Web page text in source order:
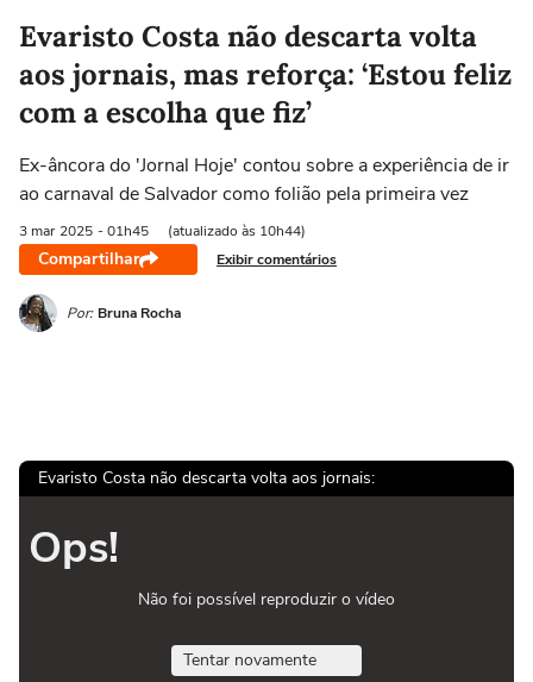
Evaristo Costa não descarta volta
aos jornais, mas reforça: ‘Estou feliz
com a escolha que fiz’
Ex-âncora do 'Jornal Hoje' contou sobre a experiência de ir
ao carnaval de Salvador como folião pela primeira vez
3 mar 2025 - 01h45 (atualizado às 10h44)
Compartilhar Exibir comentários
Por: Bruna Rocha
Evaristo Costa não descarta volta aos jornais:
Ops!
Não foi possível reproduzir o vídeo
Tentar novamente